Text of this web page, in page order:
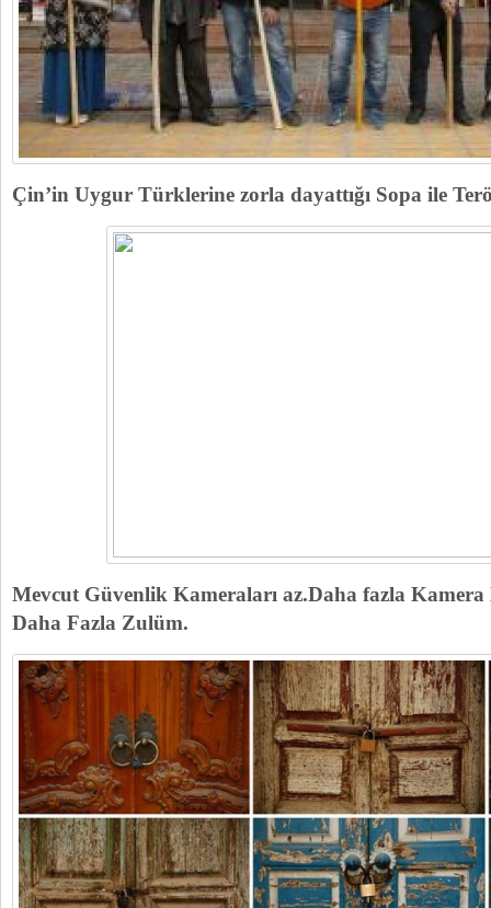
Çin’in Uygur Türklerine zorla dayattığı Sopa ile
Mevcut Güvenlik Kameraları az.Daha fazla
Daha Fazla Zulüm.